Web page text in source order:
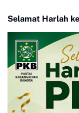
Selamat Harlah